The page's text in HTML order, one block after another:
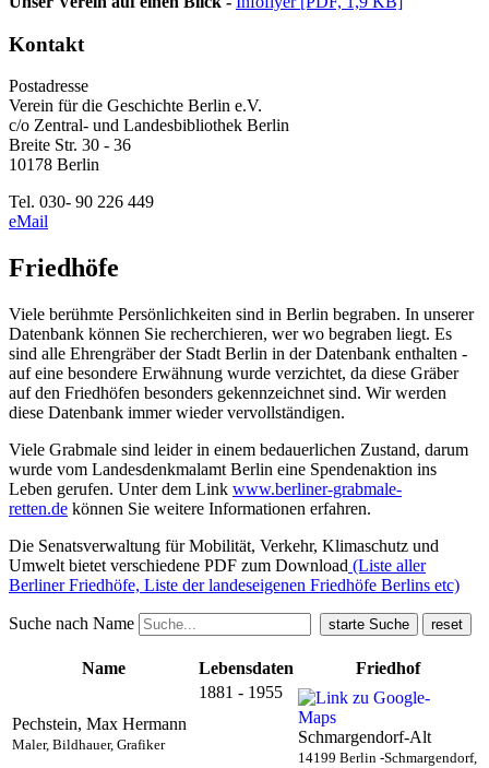
Kontakt
Postadresse
Verein für die Geschichte Berlin e.V.
c/o Zentral- und Landesbibliothek Berlin
Breite Str. 30 - 36
10178 Berlin
Tel. 030- 90 226 449
eMail
Friedhöfe
Viele berühmte Persönlichkeiten sind in Berlin begraben. In unserer
Datenbank können Sie recherchieren, wer wo begraben liegt. Es
sind alle Ehrengräber der Stadt Berlin in der Datenbank enthalten -
auf eine besondere Erwähnung wurde verzichtet, da diese Gräber
auf den Friedhöfen besonders gekennzeichnet sind. Wir werden
diese Datenbank immer wieder vervollständigen.
Viele Grabmale sind leider in einem bedauerlichen Zustand, darum
wurde vom Landesdenkmalamt Berlin eine Spendenaktion ins
Leben gerufen. Unter dem Link www.berliner-grabmale-
retten.de können Sie weitere Informationen erfahren.
Die Senatsverwaltung für Mobilität, Verkehr, Klimaschutz und
Umwelt bietet verschiedene PDF zum Download (Liste aller
Berliner Friedhöfe, Liste der landeseigenen Friedhöfe Berlins etc)
Suche nach Name
Name Lebensdaten Friedhof
Pechstein, Max Hermann
Maler, Bildhauer, Grafiker
1881 - 1955
Schmargendorf-Alt
14199 Berlin -Schmargendorf,